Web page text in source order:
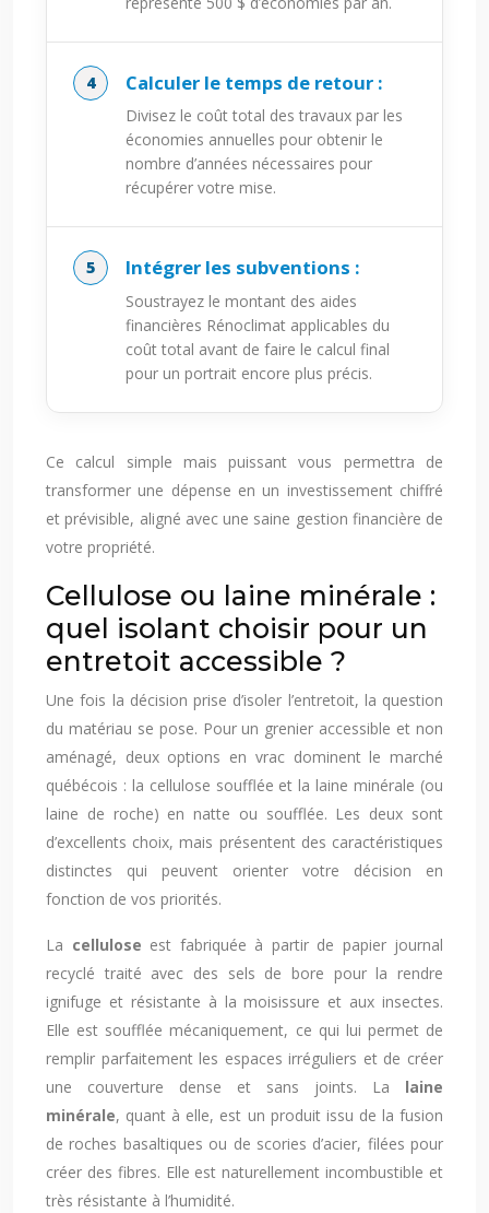
Calculer le temps de retour :
Divisez le coût total des travaux par les
économies annuelles pour obtenir le
nombre d’années nécessaires pour
récupérer votre mise.
Intégrer les subventions :
Soustrayez le montant des aides
financières Rénoclimat applicables du
coût total avant de faire le calcul final
pour un portrait encore plus précis.
Ce calcul simple mais puissant vous permettra de
transformer une dépense en un investissement chiffré
et prévisible, aligné avec une saine gestion financière de
votre propriété.
Cellulose ou laine minérale :
quel isolant choisir pour un
entretoit accessible ?
Une fois la décision prise d’isoler l’entretoit, la question
du matériau se pose. Pour un grenier accessible et non
aménagé, deux options en vrac dominent le marché
québécois : la cellulose soufflée et la laine minérale (ou
laine de roche) en natte ou soufflée. Les deux sont
d’excellents choix, mais présentent des caractéristiques
distinctes qui peuvent orienter votre décision en
fonction de vos priorités.
La cellulose est fabriquée à partir de papier journal
recyclé traité avec des sels de bore pour la rendre
ignifuge et résistante à la moisissure et aux insectes.
Elle est soufflée mécaniquement, ce qui lui permet de
remplir parfaitement les espaces irréguliers et de créer
une couverture dense et sans joints. La laine
minérale, quant à elle, est un produit issu de la fusion
de roches basaltiques ou de scories d’acier, filées pour
créer des fibres. Elle est naturellement incombustible et
très résistante à l’humidité.